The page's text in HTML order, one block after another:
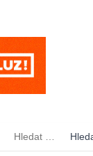
Vyhledávání